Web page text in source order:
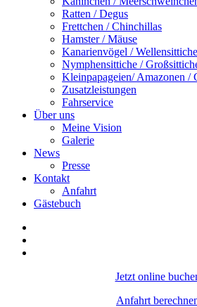
Ratten / Degus
Frettchen / Chinchillas
Hamster / Mäuse
Kanarienvögel / Wellensittiche
Nymphensittiche /
Kleinpapageien/ Amazonen /
Zusatzleistungen
Fahrservice
Über uns
Meine Vision
Galerie
News
Presse
Kontakt
Anfahrt
Gästebuch
Jetzt online
Anfahrt